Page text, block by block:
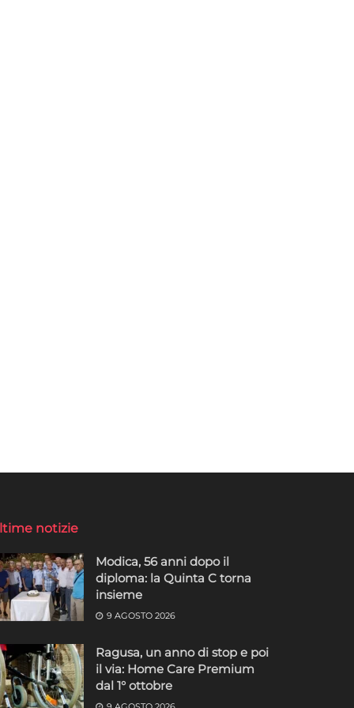
notizie
Modica, 56 anni dopo il
diploma: la Quinta C torna
insieme
9 AGOSTO 2026
Ragusa, un anno di stop e poi
il via: Home Care Premium
dal 1° ottobre